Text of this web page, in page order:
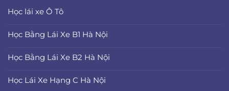
Học lái xe Ô Tô
Học Bằng Lái Xe B1 Hà Nội
Học Bằng Lái Xe B2 Hà Nội
Học Lái Xe Hạng C Hà Nội